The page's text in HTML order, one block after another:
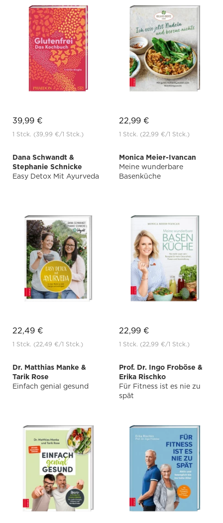
39,99 €
1 Stck. (39,99 €/1 Stck.)
22,99 €
1 Stck. (22,99 €/1 Stck.)
Dana Schwandt &
Stephanie Schnicke
Easy Detox Mit Ayurveda
22,49 €
1 Stck. (22,49 €/1 Stck.)
Monica Meier-Ivancan
Meine wunderbare
Basenküche
22,99 €
1 Stck. (22,99 €/1 Stck.)
Dr. Matthias Manke &
Tarik Rose
Einfach genial gesund
Prof. Dr. Ingo Froböse &
Erika Rischko
Für Fitness ist es nie zu
spät